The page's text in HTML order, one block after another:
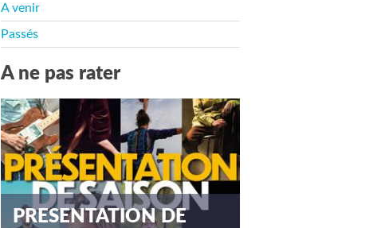
A venir
Passés
A ne pas rater
PRESENTATION DE